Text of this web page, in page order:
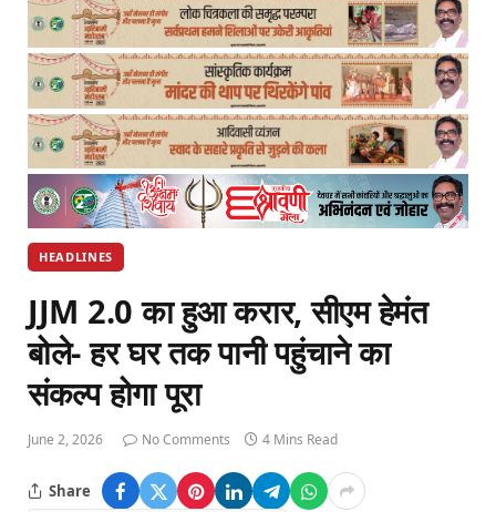
HEADLINES
JJM 2.0 का हुआ करार, सीएम हेमंत
बोले- हर घर तक पानी पहुंचाने का
संकल्प होगा पूरा
June 2, 2026 No Comments 4 Mins Read
Share